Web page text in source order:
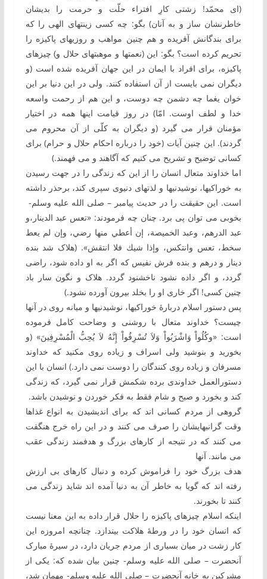
(ای محمّد! زشتی كارِ افتراء حلّت و حرمت را بديشان
خاطرنشان ساز و به ‏آنان) بگو: چه‏ كسی زينت‏های الهی‏ را كه
برای بندگانش آفريده و هم‏ چنين مواهب و روزی‏های پاكيزه را
تحريم كرده است؟ بگو: اين (نعمت‏ها و موهبت‏های حلال و) چيزهای
پاكيزه، برای افراد با ايمان در اين جهان آفريده شده است (و
ديگران نمی ‌بايست از آن استفاده كنند. ولی در اين دنيا بر اين
خوان يغما چه دشمن چه دوست، و اين هم از رحمت واسعه
خدا و لطف اوست. امّا) در روز قيامت اين‏ها همه در اختيار
مؤمنان قرار می ‌گيرد (و ديگران به ‏كلّی از آن محروم می‌
گردند). اين چنين آيات (خود را درباره احكام حلال و حرام) برای
كسانی توضيح و تشريح می‌ كنيم كه آگاهند و می ‌فهمند.)
اما خداوند متعال انسان ‏را از این ‏که زندگی ‏را در جهت رسیدن
به‏ خوراکی‏ها، نوشیدنی‏ها و لذت‏های دنیوی سپری کند، برحذر داشته
است. این حقیقت ‏را در حدیث پیامبر – صلی الله علیه وسلم-
بخوبی می ‏توان پی برد. چنان ‏چه فرمودند: «تعس عبد الدينار،و
عبد الدرهم، وعبد الخميصة، إن أعطي منها رضي، وإن لم يعط
سخط، تعس وانتكس، وإذا شيك فلا انتقش». (هلاک شد بنده‏
دينار و درهم و بنده‏ فرش نفیس که اگر به‏ او داده شود، راضی
گردد، و اگر داده نشود ناخشنود گردد. هلاک و نگون ‏سار باد
چنین کسی! اگر خاری او را بخلد بیرون آورده نشود.)
پس دستور اسلام دربارۀ خوراکی‏ها، نوشیدنی‏ها و میانه‏ روی در آن‏ها
چیست؟ خداوند متعال با روشنی و وضاحت کامل فرموده
است: «وكُلُواْ وَاشْرَبُواْ وَلاَ تُسْرِفُواْ إِنَّهُ لاَ يُحِبُّ الْمُسْرِفِينَ» (‏و
بخوريد و بنوشيد ولی اسراف و زياده ‌روی مكنيد كه خداوند
مسرفان و زياده‌ روی كنندگان را دوست نمی ‌دارد.)‏ انسان با این
دستورالعمل خداوندی برده‏ شکمش قرار نمی ‏گیرد، که زندگی
کند و بخورد و صبح و شام فقط به ‏فکر خوردن و نوشیدن باشد.
گروهی از مردم کسانی‏ اند که برای اندیشیدن به‏ انواع غذاها
وقت گرانبهای‏شان را صرف می ‏کنند و در این راه خرج هنگفت
می ‏کنند که در نتیجه از کارهای بزرگ و هدفمند زندگی عقب
می ‏مانند. آنها
هدف بزرگ خود را فراموش کرده و دنبال کارهای بی ‏ارزش
رفته‏ اند که گویا به ‏خاطر آن به‏ دنیا آمده ‏اند شاید زندگی می
‏کنند تا بخورند.
اینکه اسلام چیزهای پاکیزه را حلال قرار داده به‏ این معنا نیست
که انسان خود را در ورطۀ هلاکت بیندازد. چنان‏چه امروزه این
کار زشت در میان بسیاری از مردم جریان دارد، در سیرۀ مبارک
آن‏حضرت – صلی الله علیه وسلم- چنین بیان شده که: یکی از
مشرکین به‏ خانه آن‏حضرت – صلی الله علیه وسلم- مهمان شد،